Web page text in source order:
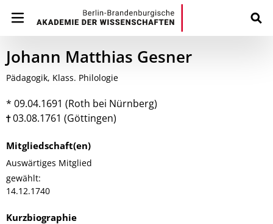
Johann Matthias Gesner
Pädagogik, Klass. Philologie
* 09.04.1691 (Roth bei Nürnberg)
03.08.1761 (Göttingen)
Mitgliedschaft(en)
Auswärtiges Mitglied
gewählt:
14.12.1740
Kurzbiographie